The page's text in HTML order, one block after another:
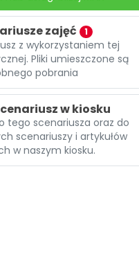
zajęć 1
z wykorzystaniem tej
Pliki umieszczone są
pobrania
w kiosku
tego scenariusza oraz do
scenariuszy i artykułów
w naszym kiosku.